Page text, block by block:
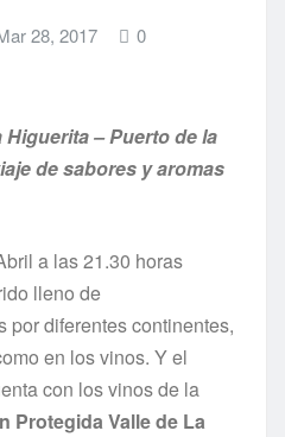
28, 2017 0
– Puerto de la
de sabores y aromas
a las 21.30 horas
lleno de
por diferentes continentes,
en los vinos. Y el
con los vinos de la
Protegida Valle de La